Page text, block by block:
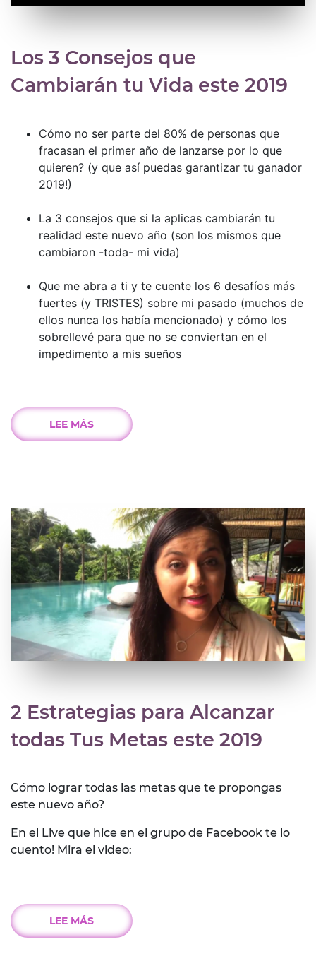
Los 3 Consejos que
Cambiarán tu Vida este 2019
Cómo no ser parte del 80% de personas que
fracasan el primer año de lanzarse por lo que
quieren? (y que así puedas garantizar tu ganador
2019!)
La 3 consejos que si la aplicas cambiarán tu
realidad este nuevo año (son los mismos que
cambiaron -toda- mi vida)
Que me abra a ti y te cuente los 6 desafíos más
fuertes (y TRISTES) sobre mi pasado (muchos de
ellos nunca los había mencionado) y cómo los
sobrellevé para que no se conviertan en el
impedimento a mis sueños
LEE MÁS
2 Estrategias para Alcanzar
todas Tus Metas este 2019
Cómo lograr todas las metas que te propongas
este nuevo año?
En el Live que hice en el grupo de Facebook te lo
cuento! Mira el video:
LEE MÁS